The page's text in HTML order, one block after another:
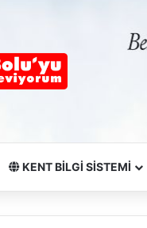
KENT BİLGİ SİSTEMİ